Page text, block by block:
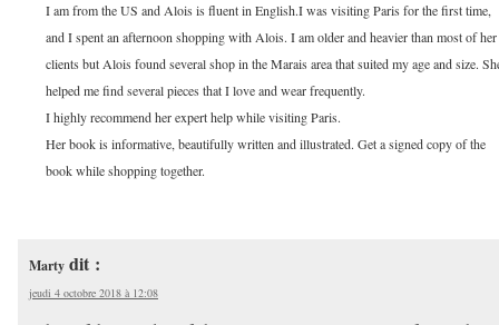
I am from the US and Alois is fluent in English.I was visiting Paris for the first time,
and I spent an afternoon shopping with Alois. I am older and heavier than most of her
clients but Alois found several shop in the Marais area that suited my age and size.
helped me find several pieces that I love and wear frequently.
I highly recommend her expert help while visiting Paris.
Her book is informative, beautifully written and illustrated. Get a signed copy of the
book while shopping together.
Marty dit :
jeudi 4 octobre 2018 à 12:08